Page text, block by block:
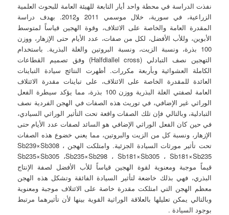
نفذت الدراسة في محطة واحد أيار التابعة للهيئة العامة للبحوث العلمية
الزراعية، في سورية، خلال موسمي 2011 و2012. بهدف دراسة
المقدرة العامة والخاصة على الائتلاف، وقوة الهجين قياساً لمتوسط
الأبوين، وللأب الأفضل، لكل من صفات، عدد الأيام حتى الإزهار، ووزن
100 بذرة، ونسبة الزيت، ونسبة البروتين والغلة البذرية. باستخدام
التهجين نصف التبادلي (Halfdiallel cross) وفق تصميم القطاعات
الكاملة العشوائية وبأربعة مكررات. أظهرت النتائج سيادة التباينات
العائدة للمقدرة الخاصة على الائتلاف، على تباينات مقدرة الائتلاف
العامة لصفتي الغلة البذرية ووزن 100 بذرة، مما يؤكد سيطرة الفعل
الوراثي غير الإضافي، في توريث هذه الصفات في الهجن الفردية نصف
التبادلية، وبالتالي فإن تلك الصفات واقعة تحت التأثير الوراثي السيادي،
في حين كان الفعل الوراثي الإضافي هو السائد لصفات عدد الأيام حتى
الإزهار، ونسبة كل من الزيت والبروتين، مما يعني خضوع هذه الصفات
تحت تأثير مورثات السيادة الجزئية. وامتلكت الهجن Sb239×Sb308 ،
Sb235×Sb305 ،Sb235×Sb298 ، Sb181×Sb305 ، Sb181×Sb235
قيماً موجبة ومعنوية لقوة الهجين قياساً للأب الأفضل لصفة الإنتاج
البذري، فهي بذلك خاضعة لتأثير السيادة الفائقة وتشكل هذه الهجن
معظم الهجن التي امتلكت مقدرة خاصة على الائتلاف موجبة ومعنوية
وبالتالي يمكن تعليلها بالعلاقة الوراثية القوية بينها لأن تأثيرهما مرتبط
بوجود السيادة .